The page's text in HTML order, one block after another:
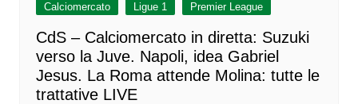
Calciomercato Ligue 1 Premier League
CdS – Calciomercato in diretta: Suzuki
verso la Juve. Napoli, idea Gabriel
Jesus. La Roma attende Molina: tutte le
trattative LIVE